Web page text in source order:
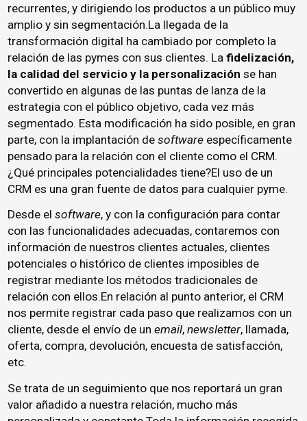
recurrentes, y dirigiendo los productos a un público muy
amplio y sin segmentación.La llegada de la
transformación digital ha cambiado por completo la
relación de las pymes con sus clientes. Lafidelización,
la calidad del servicio y la personalización se han
convertido en algunas de las puntas de lanza de la
estrategia con el público objetivo, cada vez más
segmentado. Esta modificación ha sido posible, en gran
parte, con la implantación desoftware específicamente
pensado para la relación con el cliente como el CRM.
¿Qué principales potencialidades tiene?El uso de un
CRM es una gran fuente de datos para cualquier pyme.
Desde elsoftware, y con la configuración para contar
con las funcionalidades adecuadas, contaremos con
información de nuestros clientes actuales, clientes
potenciales o histórico de clientes imposibles de
registrar mediante los métodos tradicionales de
relación con ellos.En relación al punto anterior, el CRM
nos permite registrar cada paso que realizamos con un
cliente, desde el envío de unemail,newsletter, llamada,
oferta, compra, devolución, encuesta de satisfacción,
etc.
Se trata de un seguimiento que nos reportará un gran
valor añadido a nuestra relación, mucho más